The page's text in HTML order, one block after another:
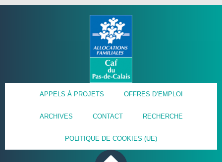
APPELS À PROJETS OFFRES D’EMPLOI
ARCHIVES CONTACT RECHERCHE
POLITIQUE DE COOKIES (UE)